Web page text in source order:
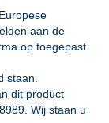
aan de
op toegepast
staan.
dit product
Wij staan u